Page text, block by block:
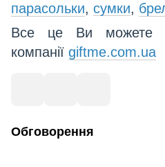
парасольки, сумки,
Все це Ви можете
компанії giftme.com.ua
Обговорення